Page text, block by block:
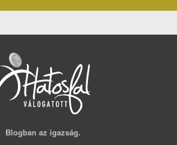
Blogban az igazság.